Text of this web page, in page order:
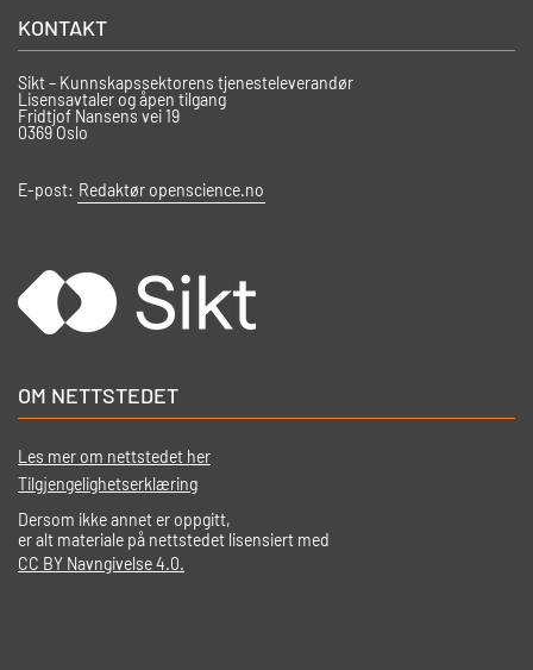
KONTAKT
Sikt – Kunnskapssektorens tjenesteleverandør
Lisensavtaler og åpen tilgang
Fridtjof Nansens vei 19
0369 Oslo
E-post: Redaktør openscience.no
OM NETTSTEDET
Les mer om nettstedet her
Tilgjengelighetserklæring
Dersom ikke annet er oppgitt,
er alt materiale på nettstedet lisensiert med
CC BY Navngivelse 4.0.